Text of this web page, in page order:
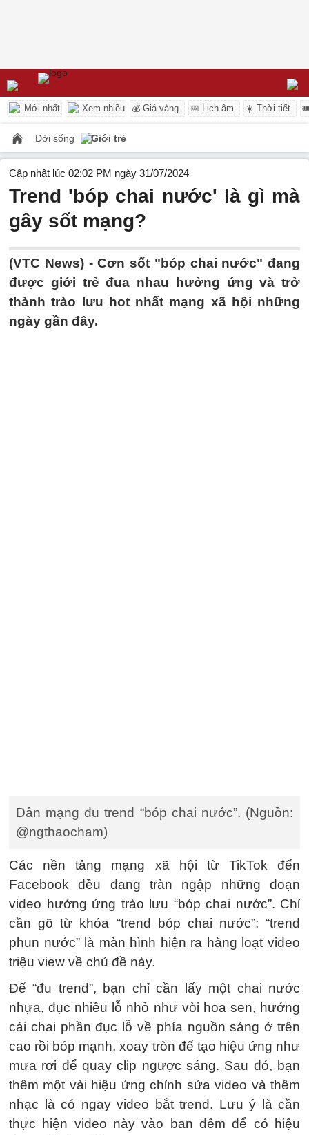
Mới nhất Xem nhiều 💰 Giá vàng 📅 Lịch âm ☀️ Thời tiết
Đời sống Giới trẻ
Cập nhật lúc 02:02 PM ngày 31/07/2024
Trend 'bóp chai nước' là gì mà
gây sốt mạng?
(VTC News) -Cơn sốt "bóp chai nước" đang
được giới trẻ đua nhau hưởng ứng và trở
thành trào lưu hot nhất mạng xã hội những
ngày gần đây.
Dân mạng đu trend “bóp chai nước”. (Nguồn:
@ngthaocham)
Các nền tảng mạng xã hội từ TikTok đến
Facebook đều đang tràn ngập những đoạn
video hưởng ứng trào lưu “bóp chai nước”. Chỉ
cần gõ từ khóa “trend bóp chai nước”; “trend
phun nước” là màn hình hiện ra hàng loạt video
triệu view về chủ đề này.
Để “đu trend”, bạn chỉ cần lấy một chai nước
nhựa, đục nhiều lỗ nhỏ như vòi hoa sen, hướng
cái chai phần đục lỗ về phía nguồn sáng ở trên
cao rồi bóp mạnh, xoay tròn để tạo hiệu ứng như
mưa rơi để quay clip ngược sáng. Sau đó, bạn
thêm một vài hiệu ứng chỉnh sửa video và thêm
nhạc là có ngay video bắt trend. Lưu ý là cần
thực hiện video này vào ban đêm để có hiệu